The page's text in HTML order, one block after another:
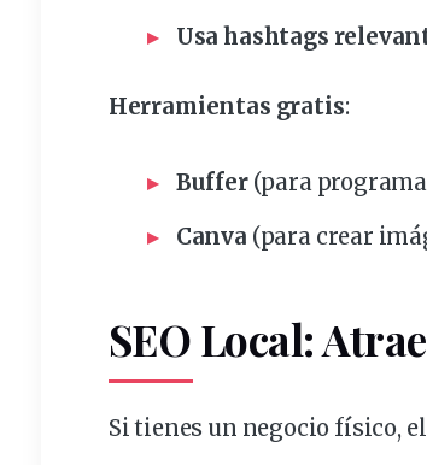
Usa hashtags
Herramientas gratis:
Buffer(para
Canva (para crear
SEO Local:
Si tienes un negocio físico, el